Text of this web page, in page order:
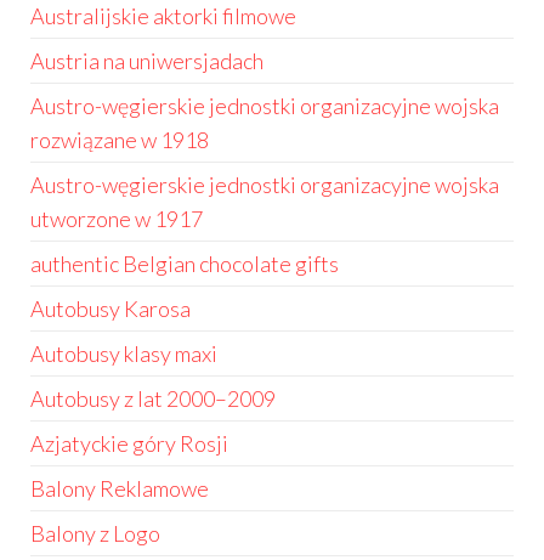
Australijskie aktorki filmowe
Austria na uniwersjadach
Austro-węgierskie jednostki organizacyjne wojska
rozwiązane w 1918
Austro-węgierskie jednostki organizacyjne wojska
utworzone w 1917
authentic Belgian chocolate gifts
Autobusy Karosa
Autobusy klasy maxi
Autobusy z lat 2000–2009
Azjatyckie góry Rosji
Balony Reklamowe
Balony z Logo